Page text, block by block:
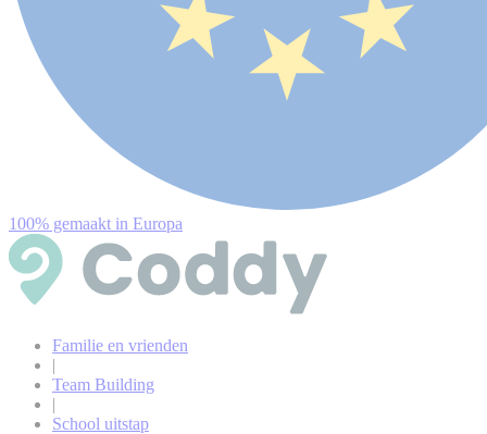
100% gemaakt in Europa
Familie en vrienden
|
Team Building
|
School uitstap